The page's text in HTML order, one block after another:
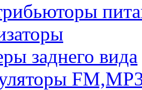
заднего вида